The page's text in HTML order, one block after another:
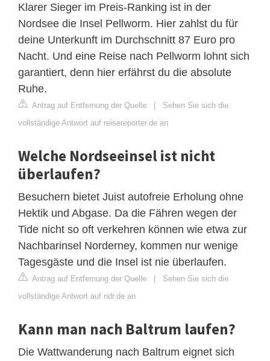
Klarer Sieger im Preis-Ranking ist in der
Nordsee die Insel Pellworm. Hier zahlst du für
deine Unterkunft im Durchschnitt 87 Euro pro
Nacht. Und eine Reise nach Pellworm lohnt sich
garantiert, denn hier erfährst du die absolute
Ruhe.
Antrag auf Entfernung der Quelle | Sehen Sie sich die
vollständige Antwort auf reisereporter.de an
Welche Nordseeinsel ist nicht
überlaufen?
Besuchern bietet Juist autofreie Erholung ohne
Hektik und Abgase. Da die Fähren wegen der
Tide nicht so oft verkehren können wie etwa zur
Nachbarinsel Norderney, kommen nur wenige
Tagesgäste und die Insel ist nie überlaufen.
Antrag auf Entfernung der Quelle | Sehen Sie sich die
vollständige Antwort auf ndr.de an
Kann man nach Baltrum laufen?
Die Wattwanderung nach Baltrum eignet sich